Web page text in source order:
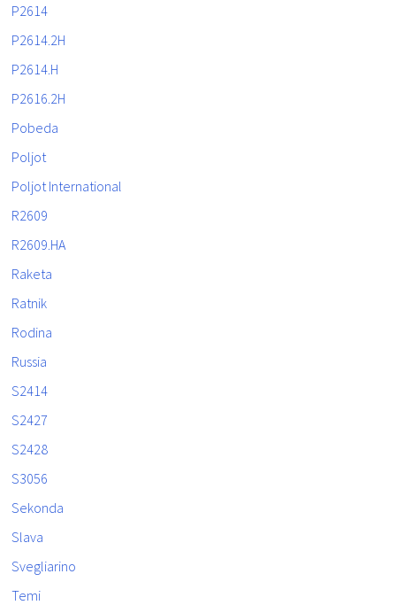
P2614
P2614.2H
P2614.H
P2616.2H
Pobeda
Poljot
Poljot International
R2609
R2609.HA
Raketa
Ratnik
Rodina
Russia
S2414
S2427
S2428
S3056
Sekonda
Slava
Svegliarino
Temi